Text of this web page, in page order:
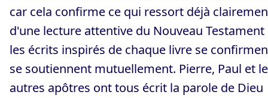
car cela confirme ce qui ressort déjà
d'une lecture attentive du Nouveau Testament
les écrits inspirés de chaque livre se
se soutiennent mutuellement. Pierre, Paul et
autres apôtres ont tous écrit la parole de Dieu